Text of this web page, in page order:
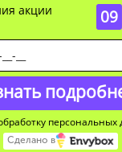
акции 09
Сделано в